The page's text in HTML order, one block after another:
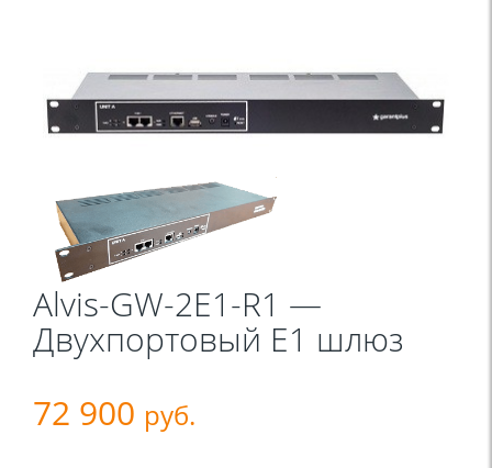
Alvis-GW-2E1-R1 —
Двухпортовый Е1 шлюз
72 900 руб.